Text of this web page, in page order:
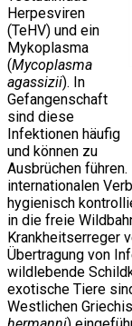
Herpesviren
(TeHV) und ein
Mykoplasma
(Mycoplasma
agassizii). In
Gefangenschaft
sind diese
Infektionen häufig
und können zu
Ausbrüchen
internationalen
hygienisch
in die freie
Krankheitserreger
Übertragung von
wildlebende
exotische Tiere
Westlichen